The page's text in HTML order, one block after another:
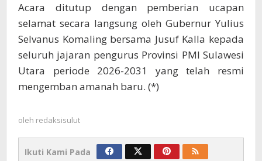
Acara ditutup dengan pemberian ucapan
selamat secara langsung oleh Gubernur Yulius
Selvanus Komaling bersama Jusuf Kalla kepada
seluruh jajaran pengurus Provinsi PMI Sulawesi
Utara periode 2026-2031 yang telah resmi
mengemban amanah baru. (*)
oleh redaksisulut
Ikuti Kami Pada